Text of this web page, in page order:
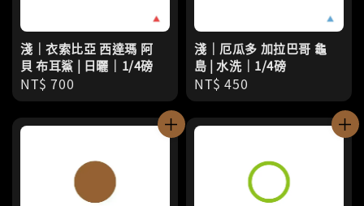
淺｜衣索比亞 西達瑪 阿
貝 布耳鯊 | 日曬｜1/4磅
Regular
price
NT$ 700
淺｜厄瓜多 加拉巴哥 龜
島 | 水洗｜1/4磅
Regular
price
NT$ 450